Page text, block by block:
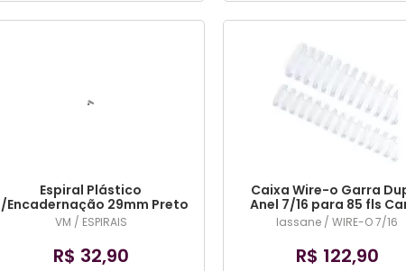
Espiral Plástico
Encadernação 29mm Preto
- Pacote com 36 Unidades
VM / ESPIRAIS
R$ 32,90
Caixa Wire-o Garra
Anel 7/16 para 85 fls
3x1-100 und (COR
lassane / WIRE-O 7/16
R$ 122,90